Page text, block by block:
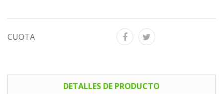
CUOTA
DETALLES DE PRODUCTO